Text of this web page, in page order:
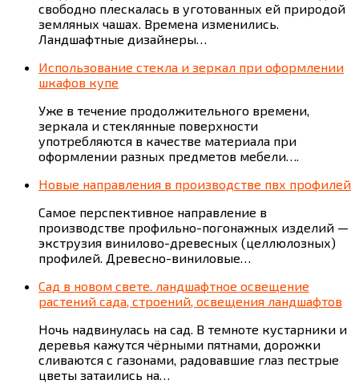
свободно плескалась в уготованных ей природой
земляных чашах. Времена изменились.
Ландшафтные дизайнеры…
Использование стекла и зеркал при оформлении
шкафов купе
Уже в течение продолжительного времени,
зеркала и стеклянные поверхности
употребляются в качестве материала при
оформлении разных предметов мебели….
Новые направления в производстве пвх профилей
Самое перспективное направление в
производстве профильно-погонажных изделий —
экструзия винилово-древесных (целлюлозных)
профилей. Древесно-виниловые…
Сад в новом свете. ландшафтное освещение
растений сада, строений, освещения ландшафтов
Ночь надвинулась на сад. В темноте кустарники и
деревья кажутся чёрными пятнами, дорожки
сливаются с газонами, радовавшие глаз пестрые
цветы затаились на…